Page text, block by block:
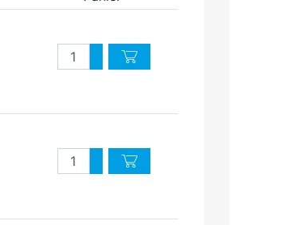
QuantitéAugmenter quantité
Diminuer quantité
QuantitéAugmenter quantité
Diminuer quantité